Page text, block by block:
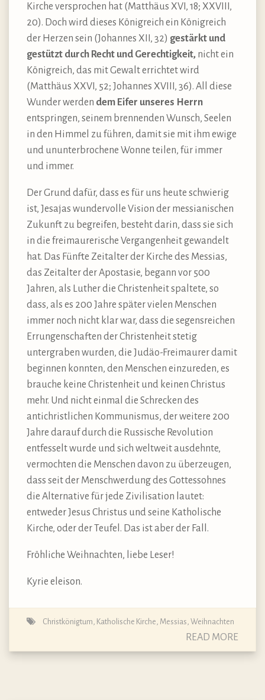
Kirche versprochen hat (Matthäus XVI, 18; XXVIII,
20). Doch wird dieses Königreich ein Königreich
der Herzen sein (Johannes XII, 32) gestärkt und
gestützt durch Recht und Gerechtigkeit, nicht ein
Königreich, das mit Gewalt errichtet wird
(Matthäus XXVI, 52; Johannes XVIII, 36). All diese
Wunder werden dem Eifer unseres Herrn
entspringen, seinem brennenden Wunsch, Seelen
in den Himmel zu führen, damit sie mit ihm ewige
und ununterbrochene Wonne teilen, für immer
und immer.
Der Grund dafür, dass es für uns heute schwierig
ist, Jesajas wundervolle Vision der messianischen
Zukunft zu begreifen, besteht darin, dass sie sich
in die freimaurerische Vergangenheit gewandelt
hat. Das Fünfte Zeitalter der Kirche des Messias,
das Zeitalter der Apostasie, begann vor 500
Jahren, als Luther die Christenheit spaltete, so
dass, als es 200 Jahre später vielen Menschen
immer noch nicht klar war, dass die segensreichen
Errungenschaften der Christenheit stetig
untergraben wurden, die Judäo-Freimaurer damit
beginnen konnten, den Menschen einzureden, es
brauche keine Christenheit und keinen Christus
mehr. Und nicht einmal die Schrecken des
antichristlichen Kommunismus, der weitere 200
Jahre darauf durch die Russische Revolution
entfesselt wurde und sich weltweit ausdehnte,
vermochten die Menschen davon zu überzeugen,
dass seit der Menschwerdung des Gottessohnes
die Alternative für jede Zivilisation lautet:
entweder Jesus Christus und seine Katholische
Kirche, oder der Teufel. Das ist aber der Fall.
Fröhliche Weihnachten, liebe Leser!
Kyrie eleison.
Christkönigtum Katholische Kirche Messias Weihnachten
READ MORE